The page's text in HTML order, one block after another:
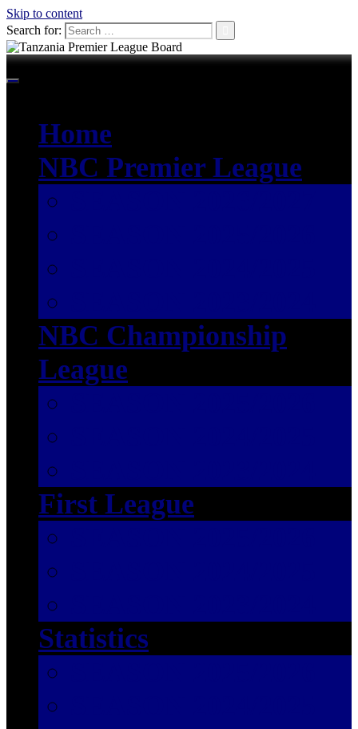
Skip to content
Search for:
Home
NBC Premier League
NBC Championship
League
First League
Statistics